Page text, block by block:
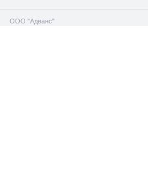
ООО "Адванс"